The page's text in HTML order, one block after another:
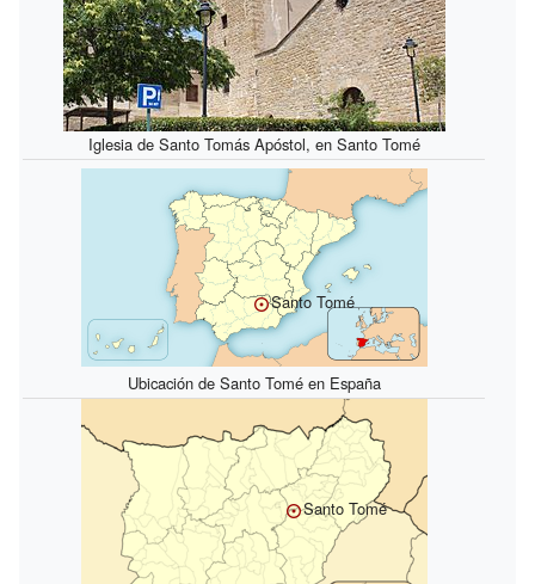
Iglesia de Santo Tomás Apóstol, en Santo Tomé
Santo Tomé
Ubicación de Santo Tomé en España
Santo Tomé